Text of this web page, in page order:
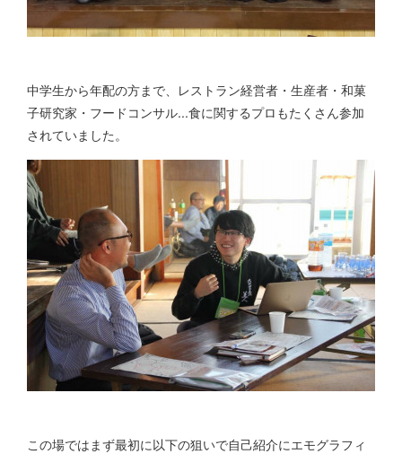
中学生から年配の方まで、レストラン経営者・生産者・和菓
子研究家・フードコンサル...食に関するプロもたくさん参加
されていました。
この場ではまず最初に以下の狙いで自己紹介にエモグラフィ